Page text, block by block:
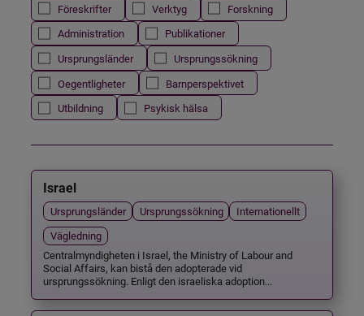
Föreskrifter
Verktyg
Forskning
Administration
Publikationer
Ursprungsländer
Ursprungssökning
Oegentligheter
Barnperspektivet
Utbildning
Psykisk hälsa
Israel
Ursprungsländer Ursprungssökning
Internationellt
Vägledning
Centralmyndigheten i Israel, the Ministry of Labour and
Social Affairs, kan bistå den adopterade vid
ursprungssökning. Enligt den israeliska adoption...